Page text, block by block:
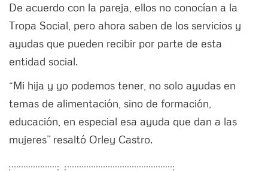
De acuerdo con la pareja, ellos no conocían a la
Tropa Social, pero ahora saben de los servicios y
ayudas que pueden recibir por parte de esta
entidad social.
“Mi hija y yo podemos tener, no solo ayudas en
temas de alimentación, sino de formación,
educación, en especial esa ayuda que dan a las
mujeres” resaltó Orley Castro.